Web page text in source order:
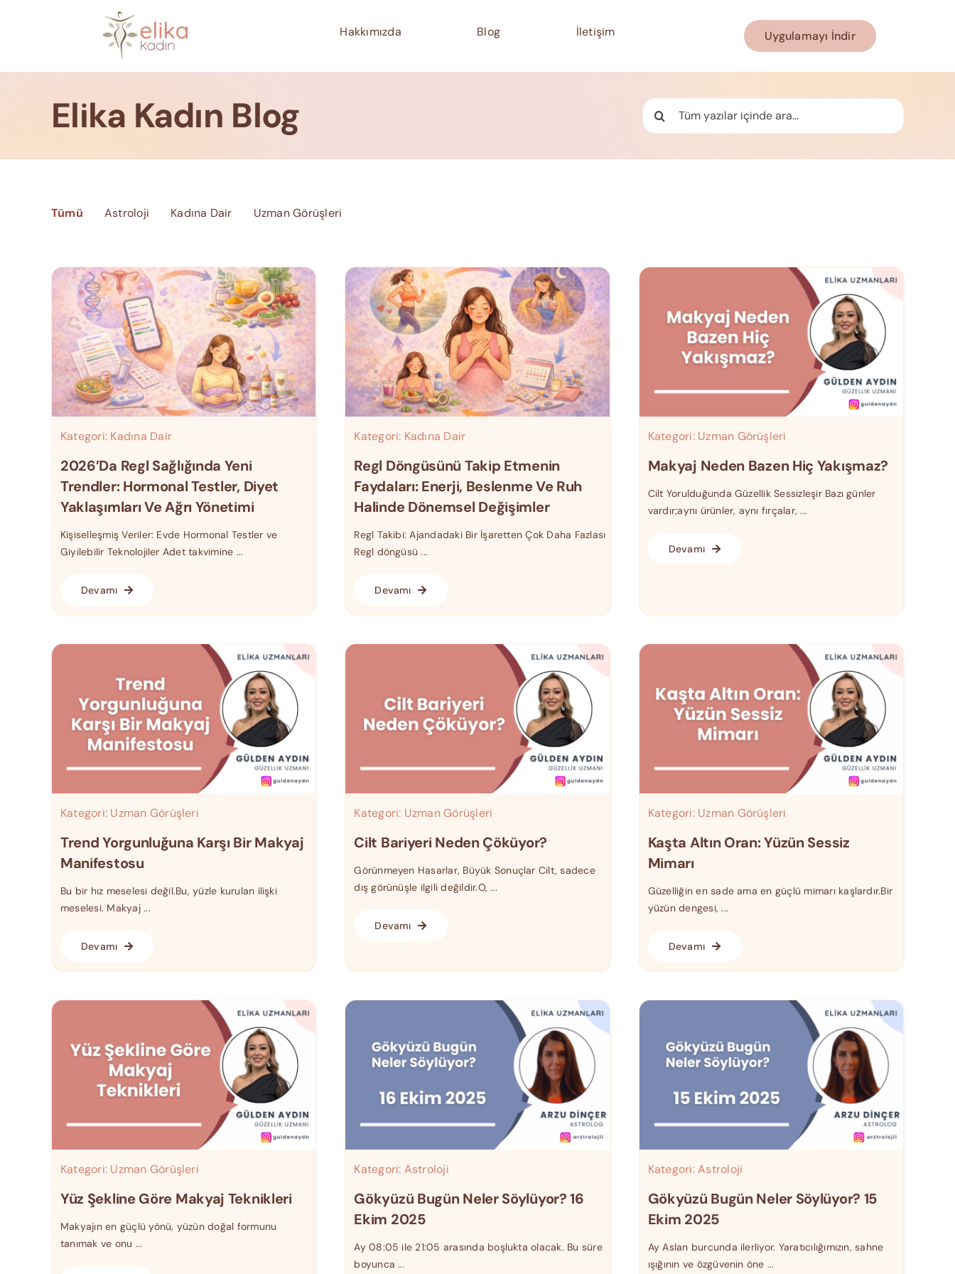
Hakkımızda Blog İletişim Uygulamayı İndir
Elika Kadın Blog Ara:
Tümü Astroloji Kadına Dair Uzman Görüşleri
Kategori: Kadına Dair
2026’da Regl Sağlığında Yeni
Trendler: Hormonal Testler, Diyet
Yaklaşımları Ve Ağrı Yönetimi
Kişiselleşmiş Veriler: Evde Hormonal Testler ve
Giyilebilir Teknolojiler Adet takvimine ...
Devamı
Kategori: Kadına Dair
Regl Döngüsünü Takip Etmenin
Faydaları: Enerji, Beslenme Ve Ruh
Halinde Dönemsel Değişimler
Regl Takibi: Ajandadaki Bir İşaretten Çok Daha Fazlası
Regl döngüsü ...
Devamı
Kategori: Uzman Görüşleri
Makyaj Neden Bazen Hiç Yakışmaz?
Cilt Yorulduğunda Güzellik Sessizleşir Bazı günler
vardır;aynı ürünler, aynı fırçalar, ...
Devamı
Kategori: Uzman Görüşleri
Trend Yorgunluğuna Karşı Bir Makyaj
Manifestosu
Bu bir hız meselesi değil.Bu, yüzle kurulan ilişki
meselesi. Makyaj ...
Devamı
Kategori: Uzman Görüşleri
Cilt Bariyeri Neden Çöküyor?
Görünmeyen Hasarlar, Büyük Sonuçlar Cilt, sadece
dış görünüşle ilgili değildir.O, ...
Devamı
Kategori: Uzman Görüşleri
Kaşta Altın Oran: Yüzün Sessiz
Mimarı
Güzelliğin en sade ama en güçlü mimarı kaşlardır.Bir
yüzün dengesi, ...
Devamı
Kategori: Uzman Görüşleri
Yüz Şekline Göre Makyaj Teknikleri
Makyajın en güçlü yönü, yüzün doğal formunu
tanımak ve onu ...
Kategori: Astroloji
Gökyüzü Bugün Neler Söylüyor? 16
Ekim 2025
Ay 08:05 ile 21:05 arasında boşlukta olacak. Bu süre
boyunca ...
Kategori:Astroloji
Gökyüzü Bugün Neler Söylüyor? 15
Ekim 2025
Ay Aslan burcunda ilerliyor. Yaratıcılığımızın, sahne
ışığının ve özgüvenin öne ...